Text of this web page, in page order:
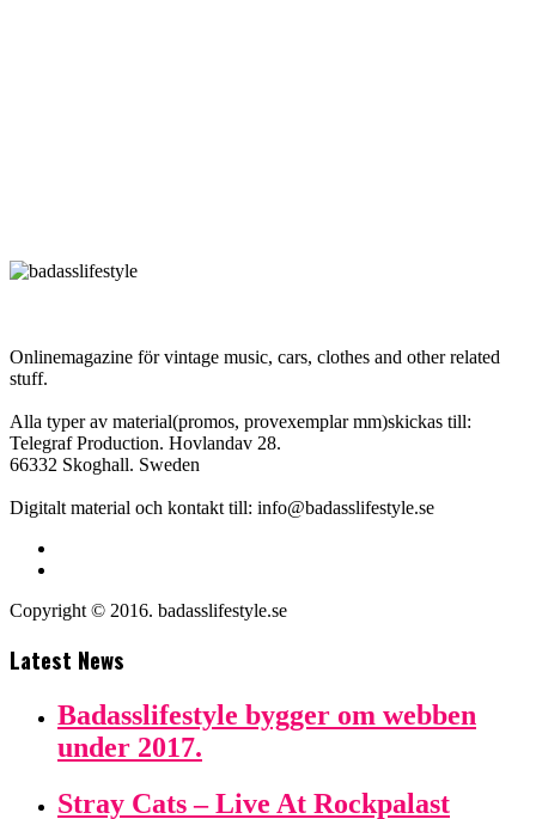
Onlinemagazine för vintage music, cars, clothes and other related
stuff.
Alla typer av material(promos, provexemplar mm)skickas till:
Telegraf Production. Hovlandav 28.
66332 Skoghall. Sweden
Digitalt material och kontakt till: info@badasslifestyle.se
Copyright © 2016. badasslifestyle.se
Latest News
Badasslifestyle bygger om webben
under 2017.
Stray Cats – Live At Rockpalast